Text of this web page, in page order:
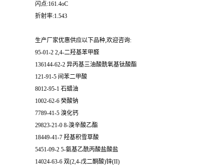
闪点:161.4oC
折射率:1.543
生产厂家优惠供应以下品种,欢迎咨询:
95-01-2 2,4-二羟基苯甲醛
136144-62-2 异丙基三油酸酰氧基钛酸酯
121-91-5 间苯二甲酸
8012-95-1 石蜡油
1002-62-6 癸酸钠
7789-41-5 溴化钙
29823-21-0 8-溴辛酸乙酯
18449-41-7 羟基积雪草酸
5451-09-2 5-氨基乙酰丙酸盐酸盐
14024-63-6 双(2,4-戊二酮酸)锌(II)